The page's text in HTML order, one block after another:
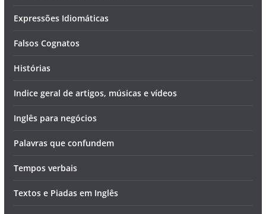
Expressões Idiomáticas
Falsos Cognatos
Histórias
Indice geral de artigos, músicas e vídeos
Inglês para negócios
Palavras que confundem
Tempos verbais
Textos e Piadas em Inglês